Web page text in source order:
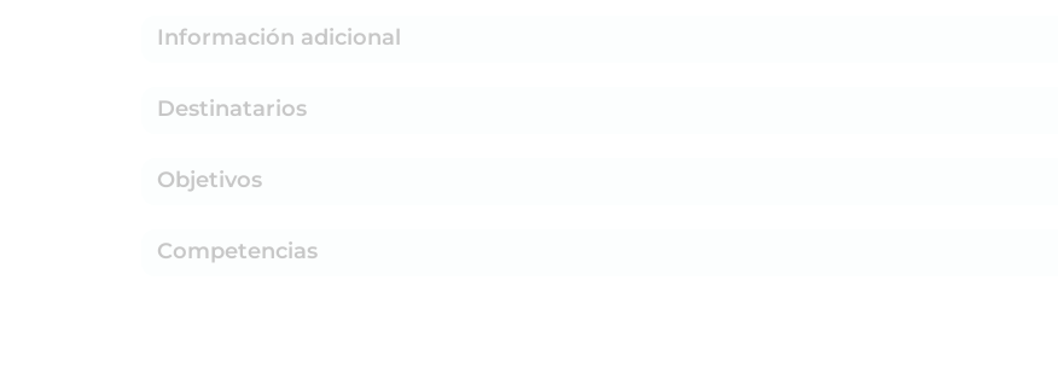
Información adicional
Destinatarios
Objetivos
Competencias